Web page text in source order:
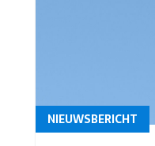
NIEUWSBERICHT